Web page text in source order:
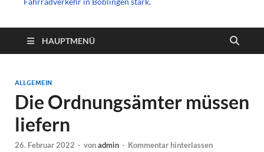
HAUPTMENÜ
ALLGEMEIN
Die Ordnungsämter müssen
liefern
26. Februar 2022 - vonadmin - Kommentar hinterlassen